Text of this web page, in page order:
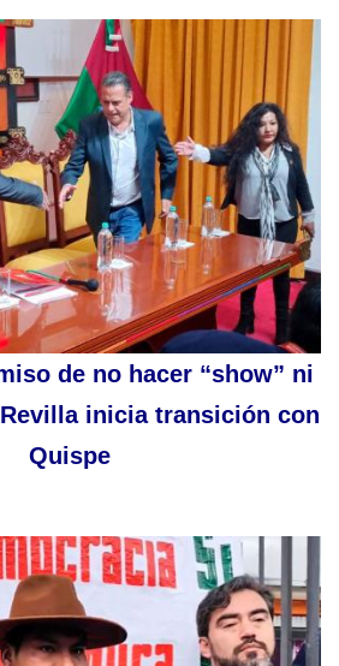
de no hacer “show” ni
inicia transición con
Quispe